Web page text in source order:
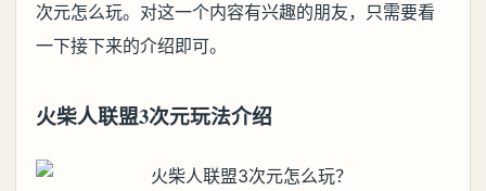
次元怎么玩。对这一个内容有兴趣的朋友，只需要看
一下接下来的介绍即可。
火柴人联盟3次元玩法介绍